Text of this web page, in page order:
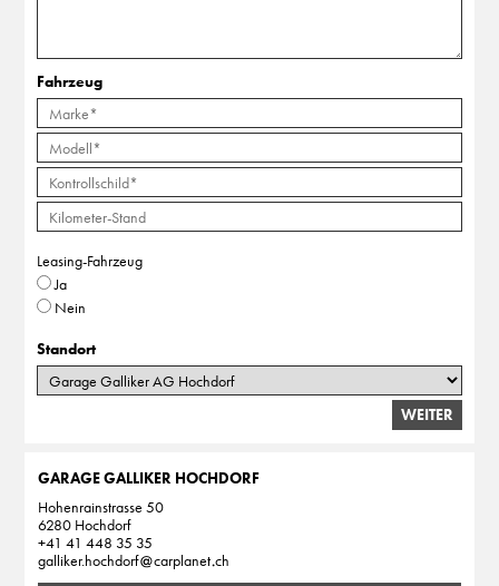
Fahrzeug
Leasing-Fahrzeug
Ja
Nein
Standort
WEITER
GARAGE GALLIKER HOCHDORF
Hohenrainstrasse 50
6280 Hochdorf
+41 41 448 35 35
galliker.hochdorf
carplanet ch